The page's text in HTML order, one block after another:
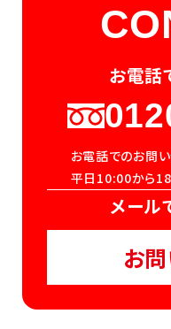
お電話
お電話でのお問
平日10:00から
メール
お